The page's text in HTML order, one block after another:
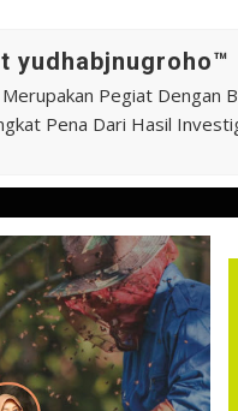
yudhabjnugroho™️
Pegiat Dengan
Pena Dari Hasil